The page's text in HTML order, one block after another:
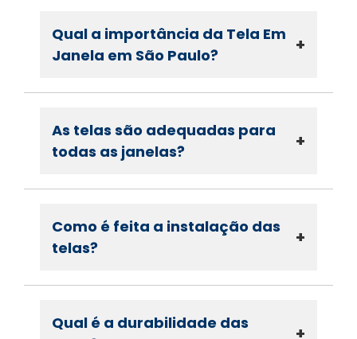
Qual a importância da Tela Em
Janela em São Paulo?
+
As telas são adequadas para
todas as janelas?
+
Como é feita a instalação das
telas?
+
Qual é a durabilidade das
+